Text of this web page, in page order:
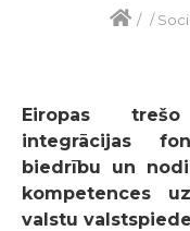
/ /
Eiropas
integrācijas
biedrību un
kompetences
valstu